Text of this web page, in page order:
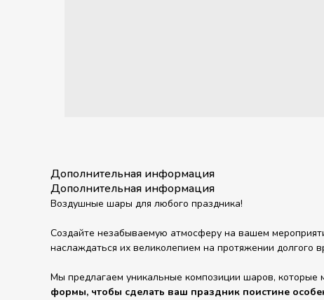
Дополнительная информация
Дополнительная информация
Воздушные шары для любого праздника!
Создайте незабываемую атмосферу на вашем
наслаждаться их великолепием на протяжении долгого
Мы предлагаем уникальные композиции шаров,
формы, чтобы сделать ваш праздник поистине